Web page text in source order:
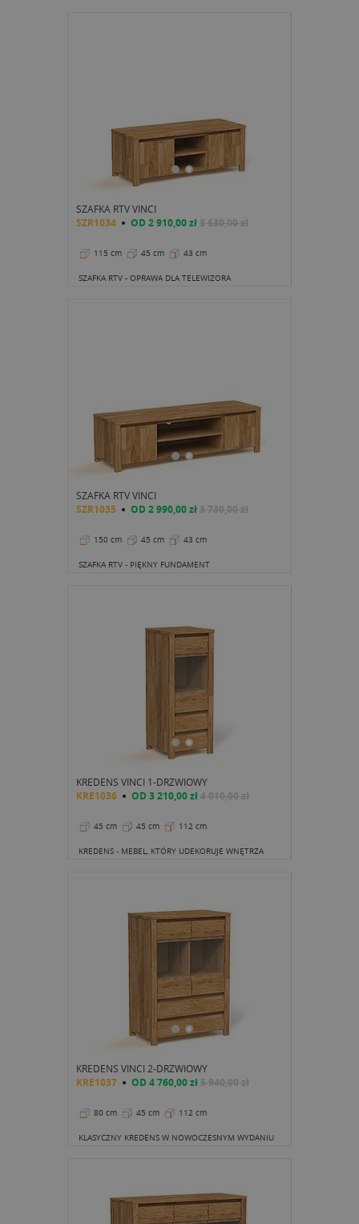
SZAFKA RTV VINCI
SZR1034 OD 2 910,00 zł3 630,00 zł
115 cm 45 cm 43 cm
SZAFKA RTV - OPRAWA DLA TELEWIZORA
SZAFKA RTV VINCI
SZR1035 OD 2 990,00 zł3 730,00 zł
150 cm 45 cm 43 cm
SZAFKA RTV - PIĘKNY FUNDAMENT
KREDENS VINCI 1-DRZWIOWY
KRE1036 OD 3 210,00 zł4 010,00 zł
45 cm 45 cm 112 cm
KREDENS - MEBEL, KTÓRY UDEKORUJE WNĘTRZA
KREDENS VINCI 2-DRZWIOWY
KRE1037 OD 4 760,00 zł5 940,00 zł
80 cm 45 cm 112 cm
KLASYCZNY KREDENS W NOWOCZESNYM WYDANIU